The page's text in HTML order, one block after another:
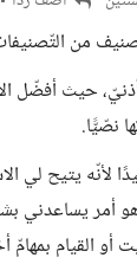
من
حيث أفضّل
نصّيًّا.
لأنّه يتيح لي
أمر يساعدني
أو القيام بمهامّ